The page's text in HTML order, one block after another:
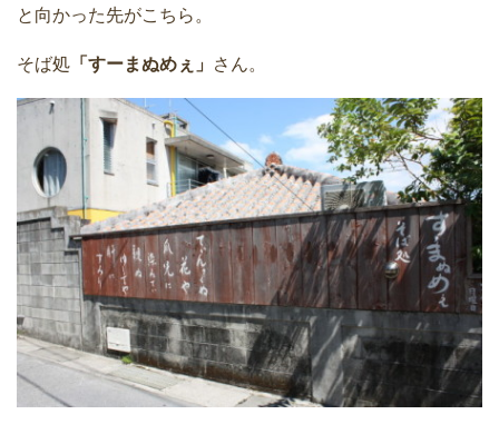
と向かった先がこちら。
そば処 「すーまぬめぇ」 さん。